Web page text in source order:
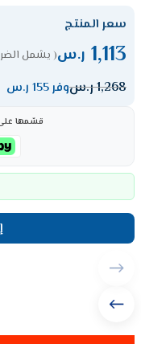
سعر المنتج
1,113 ر.س( يشمل
1,268ر.سوفر 155 ر.س
قسّمها على